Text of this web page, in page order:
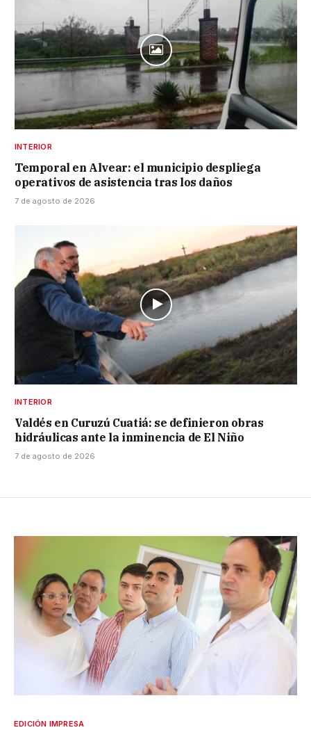
INTERIOR
Temporal en Alvear: el municipio despliega
operativos de asistencia tras los daños
7 de agosto de 2026
INTERIOR
Valdés en Curuzú Cuatiá: se definieron obras
hidráulicas ante la inminencia de El Niño
7 de agosto de 2026
EDICIÓN IMPRESA